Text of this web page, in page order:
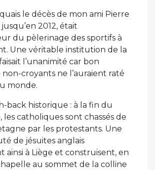
le décès de mon ami Pierre
2012, était
du pèlerinage des sportifs à
Une véritable institution de la
l’unanimité car bon
croyants ne l’auraient raté
monde.
back historique : à la fin du
les catholiques sont chassés de
par les protestants. Une
de jésuites anglais
ainsi à Liège et construisent, en
au sommet de la colline